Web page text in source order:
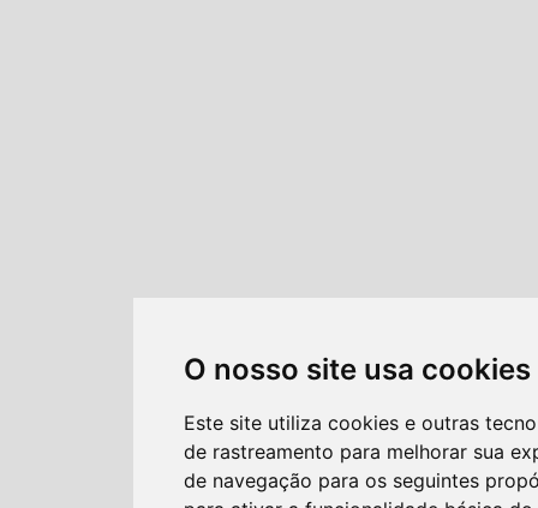
O nosso site usa cookies
Este site utiliza cookies e outras
de rastreamento para melhorar sua
de navegação para os seguintes